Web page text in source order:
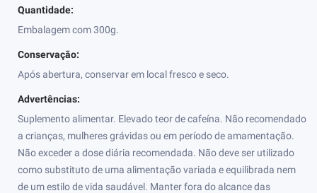
Quantidade:
Embalagem com 300g.
Conservação:
Após abertura, conservar em local fresco e seco.
Advertências:
Suplemento alimentar. Elevado teor de cafeína. Não recomendado
a crianças, mulheres grávidas ou em período de amamentação.
Não exceder a dose diária recomendada. Não deve ser utilizado
como substituto de uma alimentação variada e equilibrada nem
de um estilo de vida saudável. Manter fora do alcance das